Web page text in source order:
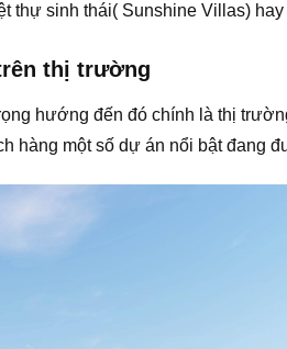
thự sinh thái( Sunshine Villas)
thị trường
hướng đến đó chính là thị
hàng một số dự án nổi bật đang